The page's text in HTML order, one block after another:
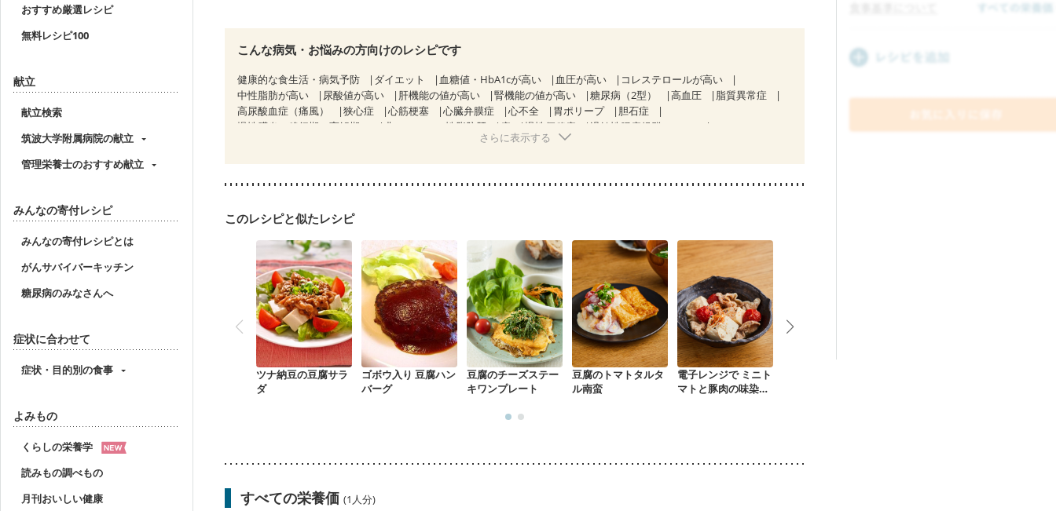
おすすめ厳選レシピ
無料レシピ100
献立
献立検索
筑波大学附属病院の献立
管理栄養士のおすすめ献立
みんなの寄付レシピ
みんなの寄付レシピとは
がんサバイバーキッチン
糖尿病のみなさんへ
症状に合わせて
症状・目的別の食事
よみもの
くらしの栄養学
読みもの調べもの
月刊おいしい健康
こんな病気・お悩みの方向けのレシピです
健康的な食生活・病気予防 ダイエット 血糖値・HbA1cが高い 血圧が高い
コレステロールが高い
中性脂肪が高い
尿酸値が高い 肝機能の値が高い 腎機能の値が高い 糖尿病（2型） 高血圧
脂質異常症
高尿酸血症（痛風）
狭心症 心筋梗塞 心臓弁膜症 心不全 胃ポリープ
胆石症
慢性膵炎（移行期・寛解期）
非アルコール性脂肪肝 痔 慢性便秘症
過敏性腸症候群（IBS）
糖尿病性腎症（第２期）
妊娠中(初期)
妊婦健診・体重増加が気になる（初期）
妊婦健診・血圧が気になる（初期）
産後（ミルク）
骨折
さらに表示する
このレシピと似たレシピ
ツナ納豆の豆腐サラ
ダ
ゴボウ入り 豆腐ハン
バーグ
豆腐のチーズステー
キワンプレート
豆腐のトマトタルタ
ル南蛮
電子レンジで ミニト
マトと豚肉の味染み
すべての栄養価 (1人分)